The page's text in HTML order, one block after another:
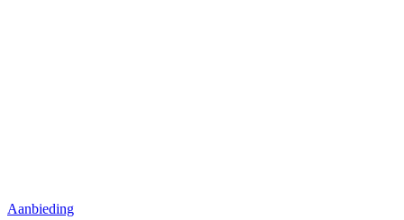
Aanbieding